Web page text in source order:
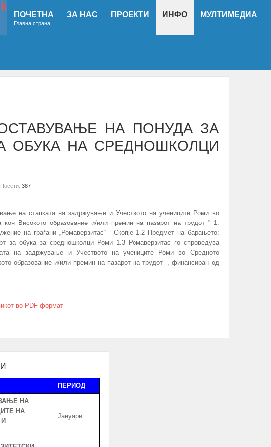
ПОЧЕТНА
Главна страна
ЗА НАС ПРОЕКТИ ИНФО МУЛТИМЕДИА
НА ПОНУДА ЗА
ОБУКА НА СРЕДНОШКОЛЦИ
Посети: 387
на стапката на задржување и Учеството на учениците Роми во
кон Високото образование и/или премин на пазарот на трудот ” 1.
на граѓани „Ромаверзитас“ - Скопје 1.2 Предмет на барањето:
за обука за средношколци Роми 1.3 Ромаверзитас го спроведува
на задржување и Учеството на учениците Роми во Средното
образование и/или премин на пазарот на трудот ”, финансиран од
во PDF формат
ПЕРИОД
НА
НА
Јануари